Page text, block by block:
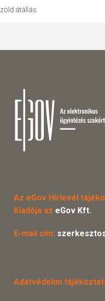
zöld átállás
Az eGov Hírlevél
Kiadója az eGov Kft.
E-mail cím:
Adatvédelmi